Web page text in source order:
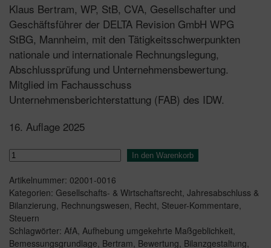
Klaus Bertram, WP, StB, CVA, Gesellschafter und
Geschäftsführer der DELTA Revision GmbH WPG
StBG, Mannheim, mit den Tätigkeitsschwerpunkten
nationale und internationale Rechnungslegung,
Abschlussprüfung und Unternehmensbewertung.
Mitglied im Fachausschuss
Unternehmensberichterstattung (FAB) des IDW.
16. Auflage 2025
HGB
Kommentar
16.
Auflage
Menge
In den Warenkorb
Artikelnummer: 02001-0016
Kategorien: Gesellschafts- & Wirtschaftsrecht Jahresabschluss &
Bilanzierung Rechnungswesen Recht Steuer-Kommentare
Steuern
Schlagwörter: AfA Aufhebung umgekehrte Maßgeblichkeit
Bemessungsgrundlage Bertram Bewertung Bilanzgestaltung